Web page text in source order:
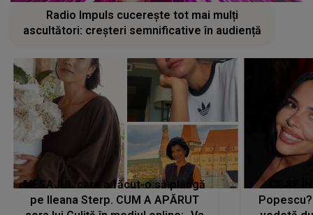
Radio Impuls cucerește tot mai mulți
ascultători: creșteri semnificative în audiență
MESAJUL care a făcut-o să plângă
pe Ileana Sterp. CUM A APĂRUT